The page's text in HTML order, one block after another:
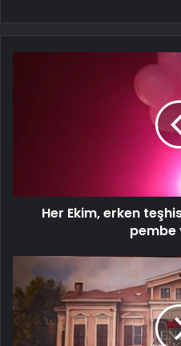
Her Ekim, erken
pembe